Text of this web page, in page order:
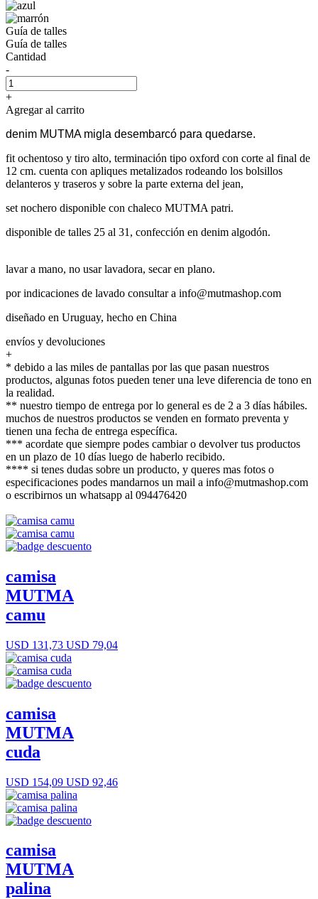
Guía de talles
Guía de talles
Cantidad
-
+
Agregar al carrito
denim MUTMA migla desembarcó para quedarse.
fit ochentoso y tiro alto, terminación tipo oxford con corte al final de
12 cm. cuenta con apliques metalizados rodeando los bolsillos
delanteros y traseros y sobre la parte externa del jean,
set nochero disponible con chaleco MUTMA patri.
disponible de talles 25 al 31, confección en denim algodón.
lavar a mano, no usar lavadora, secar en plano.
por indicaciones de lavado consultar a info@mutmashop.com
diseñado en Uruguay, hecho en China
envíos y devoluciones
+
* debido a las miles de pantallas por las que pasan nuestros
productos, algunas fotos pueden tener una leve diferencia de tono en
la realidad.
** nuestro tiempo de entrega por lo general es de 2 a 3 días hábiles.
muchos de nuestros productos se venden en formato preventa y
tienen una fecha de entrega específica.
*** acordate que siempre podes cambiar o devolver tus productos
en un plazo de 10 días luego de haberlo recibido.
**** si tenes dudas sobre un producto, y queres mas fotos o
especificaciones podes mandarnos un mail a info@mutmashop.com
o escribirnos un whatsapp al 094476420
camisa
MUTMA
camu
USD 131,73 USD 79,04
camisa
MUTMA
cuda
USD 154,09 USD 92,46
camisa
MUTMA
palina